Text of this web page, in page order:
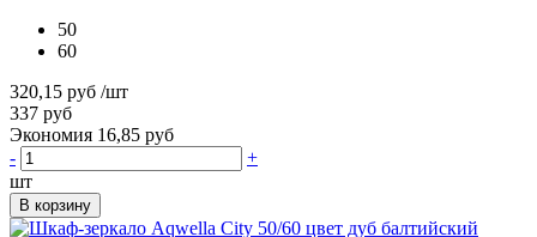
50
60
320,15 руб /шт
337 руб
Экономия 16,85 руб
-
+
шт
В корзину